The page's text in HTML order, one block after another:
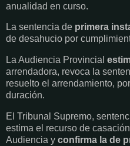
anualidad en curso.
La sentencia de primera
de desahucio por
La Audiencia Provincial
arrendadora, revoca la
resuelto el arrendamiento,
duración.
El Tribunal Supremo,
estima el recurso de
Audiencia y confirma la de